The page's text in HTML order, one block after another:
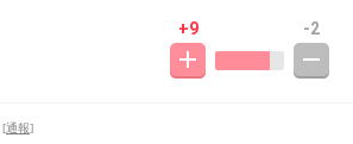
+9 -2
[通報]